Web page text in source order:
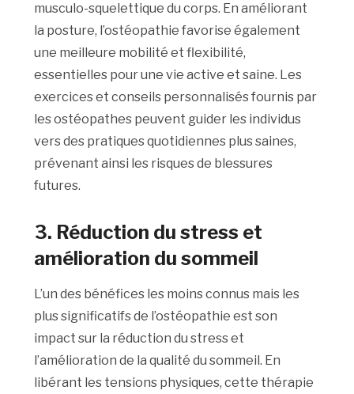
musculo-squelettique du corps. En améliorant
la posture, l’ostéopathie favorise également
une meilleure mobilité et flexibilité,
essentielles pour une vie active et saine. Les
exercices et conseils personnalisés fournis par
les ostéopathes peuvent guider les individus
vers des pratiques quotidiennes plus saines,
prévenant ainsi les risques de blessures
futures.
3. Réduction du stress et
amélioration du sommeil
L’un des bénéfices les moins connus mais les
plus significatifs de l’ostéopathie est son
impact sur la réduction du stress et
l’amélioration de la qualité du sommeil. En
libérant les tensions physiques, cette thérapie